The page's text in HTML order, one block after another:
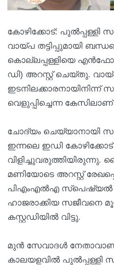
കോഴിക്കോട്:
വായ്പ തട്ടിപ്പുമായി
കൊല്ലപ്പള്ളിയെ
ഡി) അറസ്റ്റ് ചെയ്തു.
ഇടനിലക്കാരനായിനിന്ന്
വെളുപ്പിച്ചെന്ന കേസിലാണ്
ചോദ്യം ചെയ്യാനായി
ഇന്നലെ ഇഡി
മണിയോടെ അറസ്റ്റ്
പിഎംഎല്‍എ സ്‌പെഷ്യല്‍
ഹാജരാക്കിയ സജീവനെ
കസ്റ്റഡിയില്‍ വിട്ടു.
മുൻ സേവാദൾ നേതാവാണ്
കാലയളവില്‍ പുല്‍പ്പള്ളി